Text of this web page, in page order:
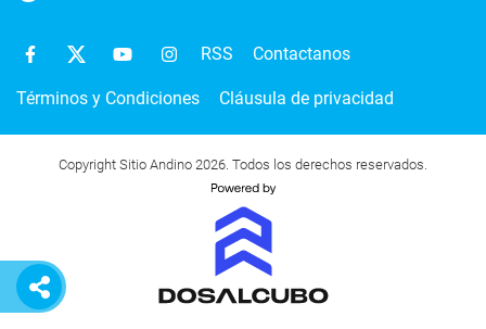
RSS Contactanos
Términos y Condiciones Cláusula de privacidad
Copyright Sitio Andino 2026. Todos los derechos reservados.